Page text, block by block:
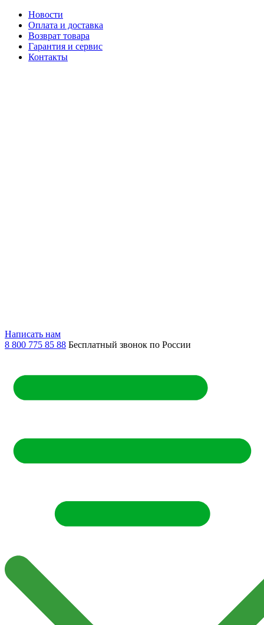
Новости
Оплата и доставка
Возврат товара
Гарантия и сервис
Контакты
Написать нам
8 800 775 85 88 Бесплатный звонок по России